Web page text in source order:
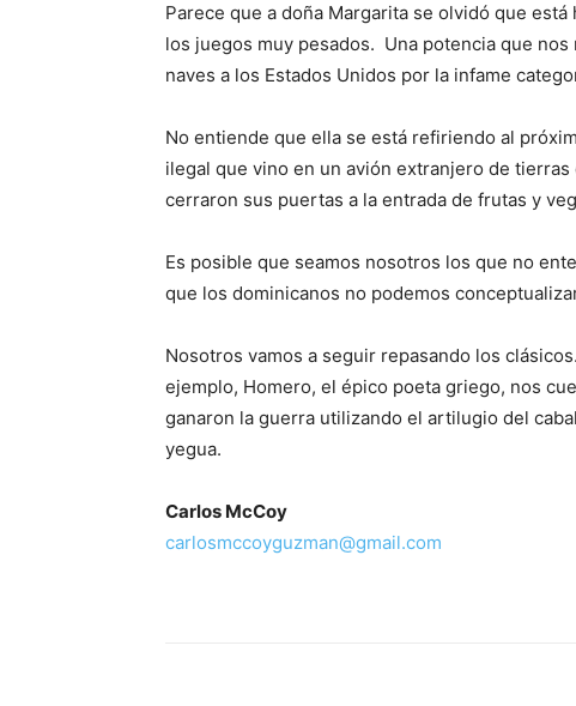
Parece que a doña Margarita se olvidó que
los juegos muy pesados. Una potencia que
naves a los Estados Unidos por la infame
No entiende que ella se está refiriendo al
ilegal que vino en un avión extranjero de
cerraron sus puertas a la entrada de frutas y
Es posible que seamos nosotros los que no
que los dominicanos no podemos
Nosotros vamos a seguir repasando los
ejemplo, Homero, el épico poeta griego, nos
ganaron la guerra utilizando el artilugio del
yegua.
Carlos McCoy
carlosmccoyguzman@gmail.com